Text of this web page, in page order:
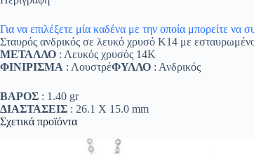
Για να επιλέξετε μία καδένα με την οποία μπορείτε να
Σταυρός ανδρικός σε λευκό χρυσό Κ14 με
ΜΕΤΑΛΛΟ : Λευκός χρυσός 14K
ΦΙΝΙΡΙΣΜΑ : ΛουστρέΦΥΛΛΟ : Ανδρικός
ΒΑΡΟΣ : 1.40 gr
ΔΙΑΣΤΑΣΕΙΣ : 26.1 Χ 15.0 mm
Σχετικά προϊόντα